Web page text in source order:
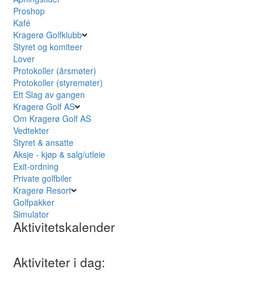
Proshop
Kafé
Kragerø Golfklubb
Styret og komiteer
Lover
Protokoller (årsmøter)
Protokoller (styremøter)
Ett Slag av gangen
Kragerø Golf AS
Om Kragerø Golf AS
Vedtekter
Styret & ansatte
Aksje - kjøp & salg/utleie
Exit-ordning
Private golfbiler
Kragerø Resort
Golfpakker
Simulator
Aktivitetskalender
Aktiviteter i dag: